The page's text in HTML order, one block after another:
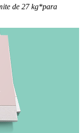
de 27 kg*para